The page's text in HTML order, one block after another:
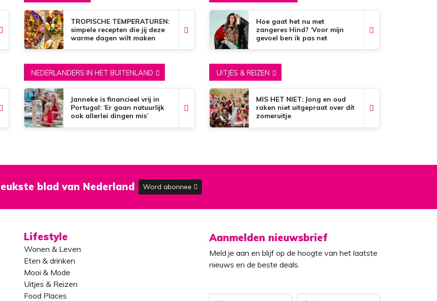
TROPISCHE TEMPERATUREN:
simpele recepten die jij deze
warme dagen wilt maken
Hoe gaat het nu met
zangeres Hind? ‘Voor mijn
gevoel ben ik pas net
NEDERLANDERS IN HET BUITENLAND
Janneke is financieel vrij in
Portugal: ‘Er gaan natuurlijk
ook allerlei dingen mis’
UITJES & REIZEN
MIS HET NIET: Jong en oud
raken niet uitgepraat over dít
zomeruitje
blad van Nederland Word abonnee
Lifestyle
Wonen & Leven
Eten & drinken
Mooi & Mode
Uitjes & Reizen
Food Places
Aanmelden nieuwsbrief
Meld je aan en blijf op de hoogte van het laatste
nieuws en de beste deals.